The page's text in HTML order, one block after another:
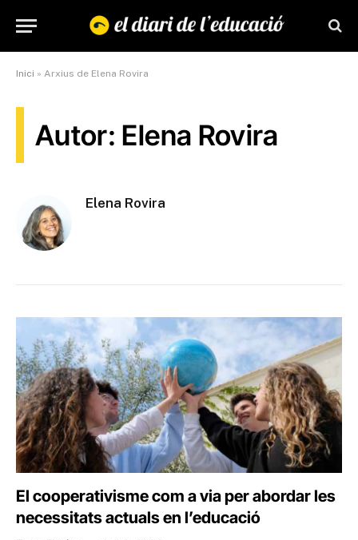
Inici » Arxius de Elena Rovira
Autor: Elena Rovira
Elena Rovira
El cooperativisme com a via per abordar les
necessitats actuals en l’educació